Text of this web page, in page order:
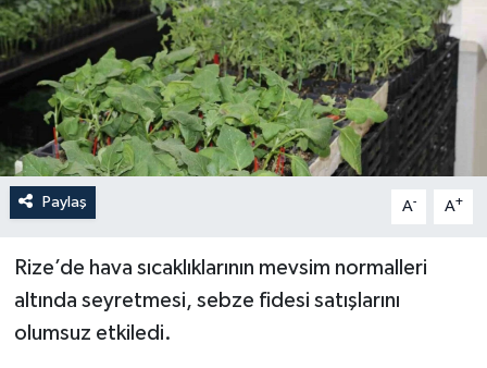
Paylaş A- A+
Rize’de hava sıcaklıklarının mevsim normalleri
altında seyretmesi, sebze fidesi satışlarını
olumsuz etkiledi.